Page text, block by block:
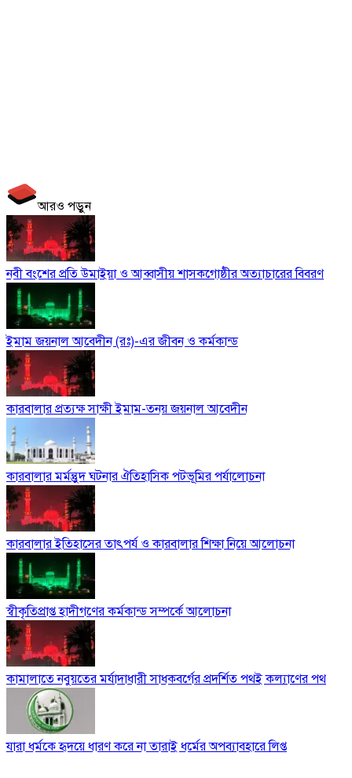
আরও পড়ুন
নবী বংশের প্রতি উমাইয়া ও আব্বাসীয় শাসকগোষ্ঠীর অত্যাচারের বিবরণ
ইমাম জয়নাল আবেদীন (রঃ)-এর জীবন ও কর্মকান্ড
কারবালার প্রত্যক্ষ সাক্ষী ইমাম-তনয় জয়নাল আবেদীন
কারবালার মর্মন্তুুদ ঘটনার ঐতিহাসিক পটভূমির পর্যালোচনা
কারবালার ইতিহাসের তাৎপর্য ও কারবালার শিক্ষা নিয়ে আলোচনা
স্বীকৃতিপ্রাপ্ত হাদীগণের কর্মকান্ড সম্পর্কে আলোচনা
কামালাতে নবুয়তের মর্যাদাধারী সাধকবর্গের প্রদর্শিত পথই কল্যাণের পথ
যারা ধর্মকে হৃদয়ে ধারণ করে না তারাই ধর্মের অপব্যাবহারে লিপ্ত